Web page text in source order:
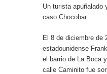
Un turista apuñalado
caso Chocobar
El 8 de diciembre de
estadounidense
el barrio de La Boca
calle Caminito fue